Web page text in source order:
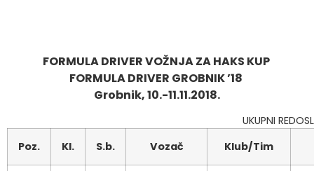
FORMULA DRIVER VOŽNJA ZA HAKS KUP
FORMULA DRIVER GROBNIK ’18
Grobnik, 10.-11.11.2018.
UKUPNI
Poz.
Kl. S.b. Vozač Klub/Tim